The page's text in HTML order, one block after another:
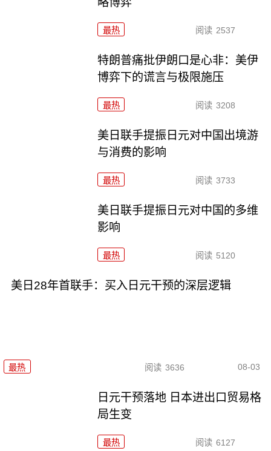
最热 阅读 2537
特朗普痛批伊朗口是心非：美伊
博弈下的谎言与极限施压
最热 阅读 3208
美日联手提振日元对中国出境游
与消费的影响
最热 阅读 3733
美日联手提振日元对中国的多维
影响
最热 阅读 5120
美日28年首联手：买入日元干预的深层逻辑
最热 阅读 3636 08-03
日元干预落地 日本进出口贸易格
局生变
最热 阅读 6127